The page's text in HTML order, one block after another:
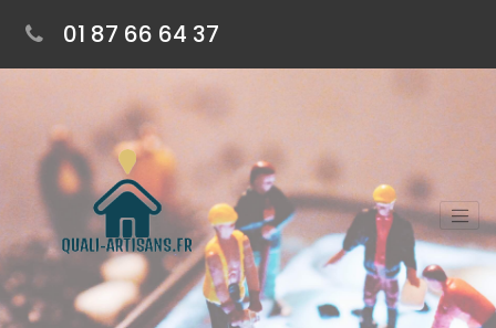
01 87 66 64 37